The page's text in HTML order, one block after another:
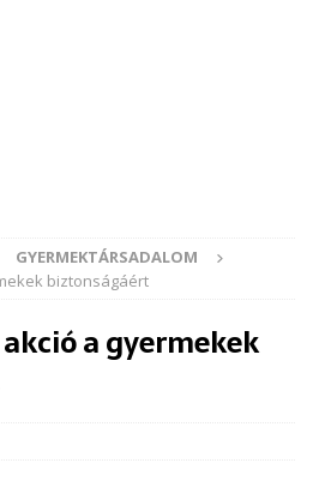
GYERMEKTÁRSADALOM
biztonságáért
a gyermekek